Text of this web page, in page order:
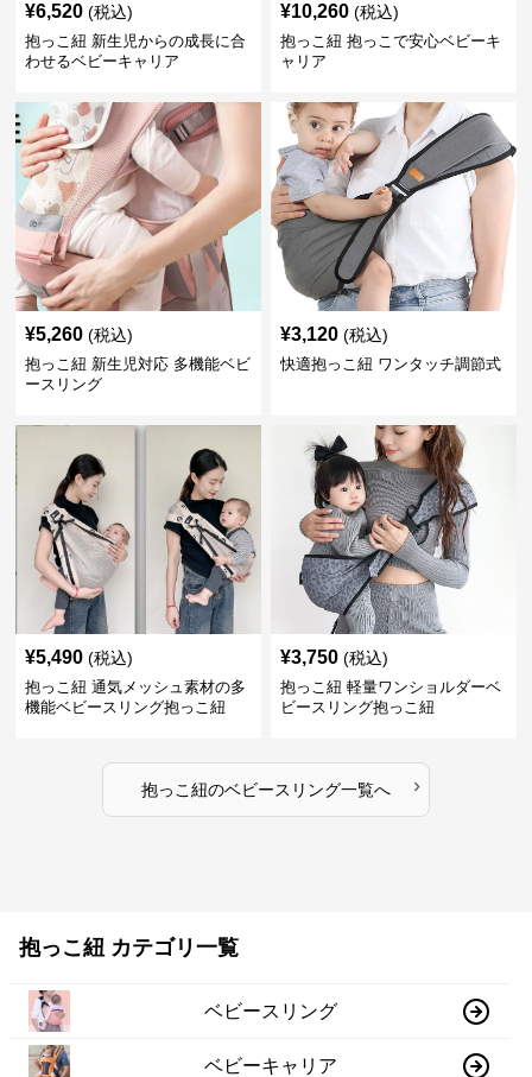
¥6,520 (税込)
抱っこ紐 新生児からの成長に合
わせるベビーキャリア
¥10,260 (税込)
抱っこ紐 抱っこで安心ベビーキ
ャリア
¥5,260 (税込)
抱っこ紐 新生児対応 多機能ベビ
ースリング
¥3,120 (税込)
快適抱っこ紐 ワンタッチ調節式
¥5,490 (税込)
抱っこ紐 通気メッシュ素材の多
機能ベビースリング抱っこ紐
¥3,750 (税込)
抱っこ紐 軽量ワンショルダーベ
ビースリング抱っこ紐
抱っこ紐のベビースリング一覧へ ›
抱っこ紐 カテゴリ一覧
ベビースリング
ベビーキャリア